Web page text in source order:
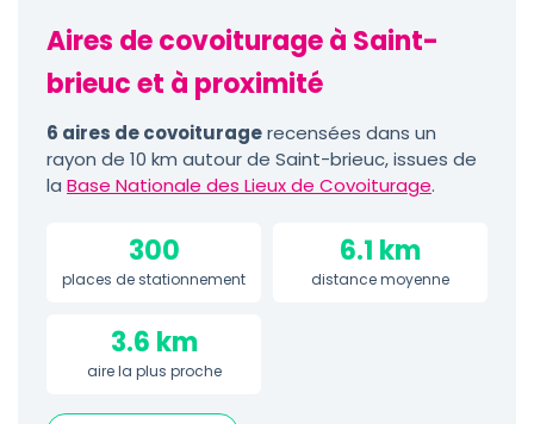
Aires de covoiturage à Saint-
brieuc et à proximité
6 aires de covoituragerecensées dans un
rayon de 10 km autour de Saint-brieuc, issues de
la Base Nationale des Lieux de Covoiturage.
300
places de stationnement
6.1 km
distance moyenne
3.6 km
aire la plus proche